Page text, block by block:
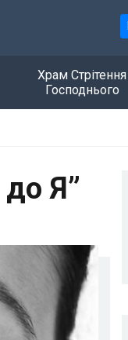
Храм Стрітення
Господнього
до Я”